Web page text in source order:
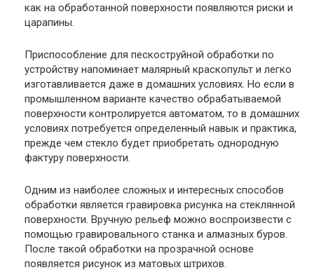
как на обработанной поверхности появляются риски и
царапины.
Приспособление для пескоструйной обработки по
устройству напоминает малярный краскопульт и легко
изготавливается даже в домашних условиях. Но если в
промышленном варианте качество обрабатываемой
поверхности контролируется автоматом, то в домашних
условиях потребуется определенный навык и практика,
прежде чем стекло будет приобретать однородную
фактуру поверхности.
Одним из наиболее сложных и интересных способов
обработки является гравировка рисунка на стеклянной
поверхности. Вручную рельеф можно воспроизвести с
помощью гравировального станка и алмазных буров.
После такой обработки на прозрачной основе
появляется рисунок из матовых штрихов.